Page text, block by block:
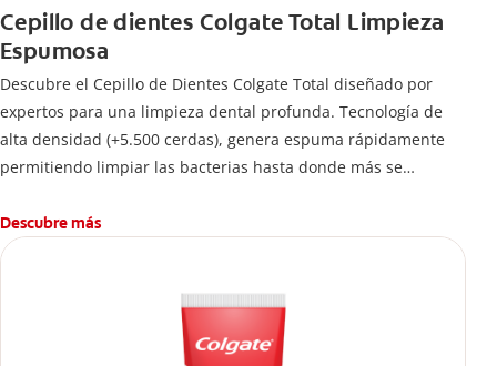
Cepillo de dientes Colgate Total Limpieza
Espumosa
Descubre el Cepillo de Dientes Colgate Total diseñado por
expertos para una limpieza dental profunda. Tecnología de
alta densidad (+5.500 cerdas), genera espuma rápidamente
permitiendo limpiar las bacterias hasta donde más se
Descubre más